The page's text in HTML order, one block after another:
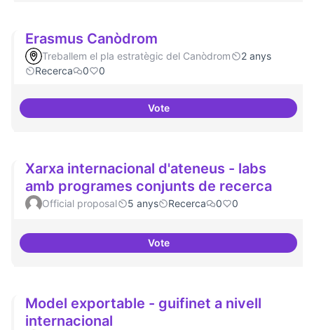
Erasmus Canòdrom
Treballem el pla estratègic del Canòdrom
2 anys
Recerca
0 0
VoteErasmus Canòdrom
Xarxa internacional d'ateneus - labs
amb programes conjunts de recerca
Official proposal 5 anys Recerca 0 0
VoteXarxa internacional d'ateneus -
Model exportable - guifinet a nivell
internacional